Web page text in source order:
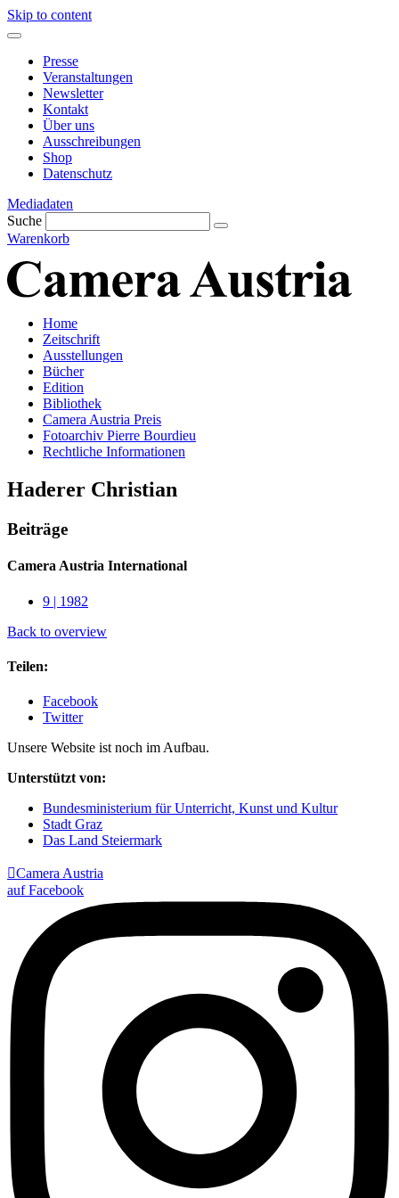
Skip to content
Presse
Veranstaltungen
Newsletter
Kontakt
Über uns
Ausschreibungen
Shop
Datenschutz
Mediadaten
Suche
Warenkorb
Home
Zeitschrift
Ausstellungen
Bücher
Edition
Bibliothek
Camera Austria Preis
Fotoarchiv Pierre Bourdieu
Rechtliche Informationen
Haderer Christian
Beiträge
Camera Austria International
9 | 1982
Back to overview
Teilen:
Facebook
Twitter
Unsere Website ist noch im Aufbau.
Unterstützt von:
Bundesministerium für Unterricht, Kunst und Kultur
Stadt Graz
Das Land Steiermark
Camera Austria
auf Facebook